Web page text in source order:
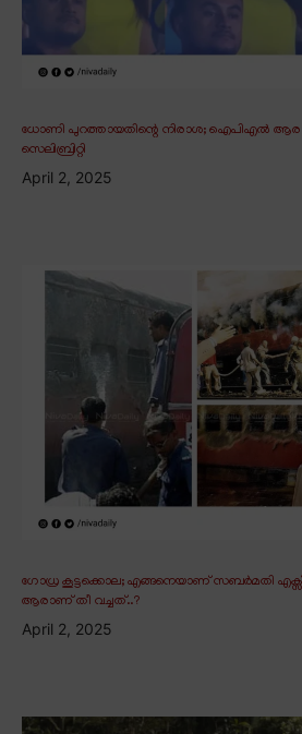
ധോണി പുറത്തായതിന്റെ നിരാശ; ഐപിഎൽ
സെലിബ്രിറ്റി
April 2, 2025
ഗോധ്ര കൂട്ടക്കൊല; എങ്ങനെയാണ് സബർമതി
ആരാണ് തീ വച്ചത്..?
April 2, 2025